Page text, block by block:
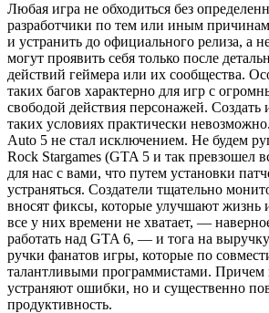
Любая игра не обходиться без
разработчики по тем или иным причинам
и устранить до официального релиза, а
могут проявить себя только после
действий геймера или их сообщества.
таких багов характерно для игр с
свободой действия персонажей. Создать
таких условиях практически
Auto 5 не стал исключением. Не будем
Rock Stargames (GTA 5 и так превзошел
для нас с вами, что путем установки
устраняться. Создатели тщательно
вносят фиксы, которые улучшают жизнь
все у них времени не хватает, —
работать над GTA 6, — и тога на
ручки фанатов игры, которые по
талантливыми программистами. Причем
устраняют ошибки, но и существенно
продуктивность.